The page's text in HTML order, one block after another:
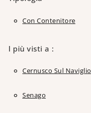
Con Contenitore
I più visti a :
Cernusco Sul Naviglio
Senago